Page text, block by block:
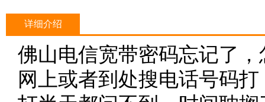
详细介绍
佛山电信宽带密码忘记了
网上或者到处搜电话号码